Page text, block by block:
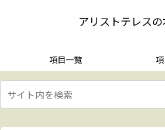
アリストテレス
項目一覧